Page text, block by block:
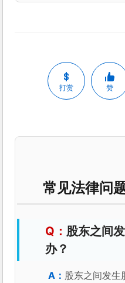
打赏 赞
常见法律问
股东之间
办？
股东之间发生